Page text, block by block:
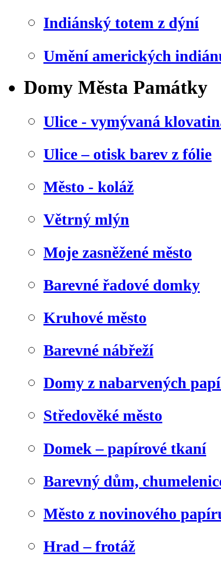
Indiánský totem z dýní
Umění amerických
Domy Města Památky
Ulice - vymývaná
Ulice – otisk barev z fólie
Město - koláž
Větrný mlýn
Moje zasněžené město
Barevné řadové domky
Kruhové město
Barevné nábřeží
Domy z nabarvených
Středověké město
Domek – papírové tkaní
Barevný dům,
Město z novinového
Hrad – frotáž